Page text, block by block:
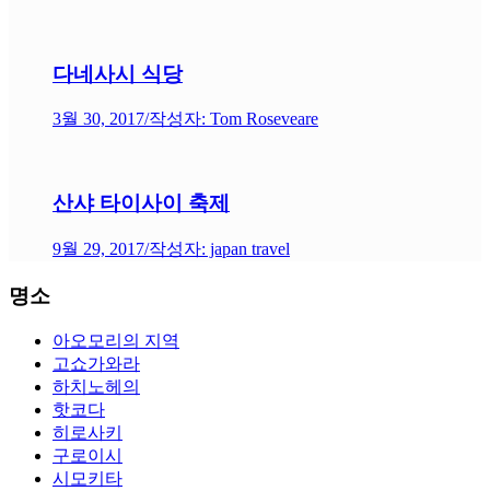
다네사시 식당
3월 30, 2017/작성자: Tom Roseveare
산샤 타이사이 축제
9월 29, 2017/작성자: japan travel
명소
아오모리의 지역
고쇼가와라
하치노헤의
핫코다
히로사키
구로이시
시모키타